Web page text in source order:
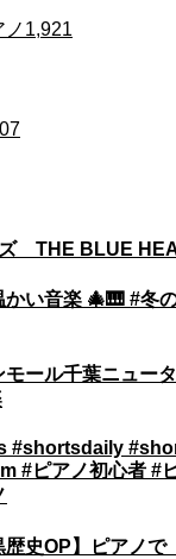
1,921
THE BLUE
い音楽 🎄🎹 #冬
ール千葉ニュー
#shortsdaily
#ピアノ初心者 #
歴史OP】ピアノ